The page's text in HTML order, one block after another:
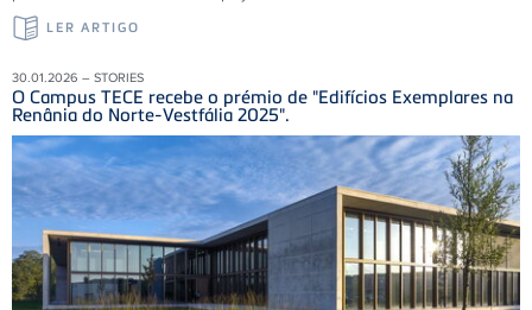
LER ARTIGO
30.01.2026 – STORIES
O Campus TECE recebe o prémio de "Edifícios Exemplares na
Renânia do Norte-Vestfália 2025".